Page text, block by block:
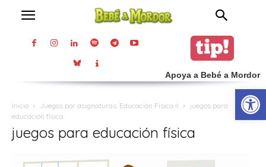
Apoya a Bebé a Mordor
Inicio Juegos por asignaturas: Educación Física II
juegos para
educación física
juegos para educación física